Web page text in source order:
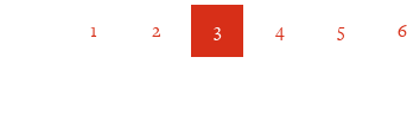
1 2 3 4 5 6